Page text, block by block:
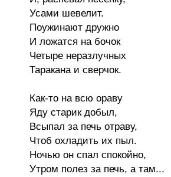
Усами шевелит.
Поужинают дружно
И ложатся на бочок
Четыре неразлучных
Таракана и сверчок.
Как-то на всю ораву
Яду старик добыл,
Всыпал за печь отраву,
Чтоб охладить их пыл.
Ночью он спал спокойно,
Утром полез за печь, а там...